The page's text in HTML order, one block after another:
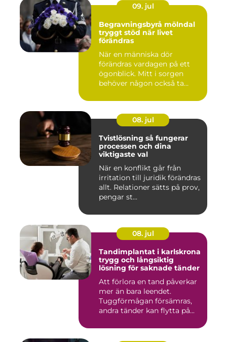
09. jul
Begravningsbyrå mölndal
tryggt stöd när livet
förändras
När en människa dör
förändras vardagen på ett
ögonblick. Mitt i sorgen
behöver någon också ta
08. jul
Tvistlösning så fungerar
processen och dina
viktigaste val
När en konflikt går från
irritation till juridik förändras
allt. Relationer sätts på prov,
pengar st...
08. jul
Tandimplantat i karlskrona
trygg och långsiktig
lösning för saknade tänder
Att förlora en tand påverkar
mer än bara leendet.
Tuggförmågan försämras,
andra tänder kan flytta på...